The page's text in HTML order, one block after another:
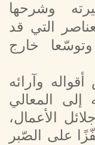
وشرحها
التي قد
خارج
وآرائه
إلى المعالي
الأعمال،
على الصّبر